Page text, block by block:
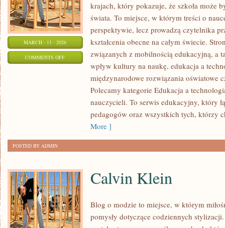
MARCH - 11 - 2026
COMMENTS OFFON
NOWOCZESNE
NAUCZANIA
krajach, który pokazuje, że szkoła może
świata. To miejsce, w którym treści o
perspektywie, lecz prowadzą czytelnika
kształcenia obecne na całym świecie.
związanych z mobilnością edukacyjną, a
wpływ kultury na naukę, edukacja a
międzynarodowe rozwiązania oświatowe
Polecamy kategorie Edukacja a
nauczycieli. To serwis edukacyjny, który
pedagogów oraz wszystkich tych, którzy
More ]
POSTED BY ADMIN
Calvin Klein
Blog o modzie to miejsce, w którym
pomysły dotyczące codziennych